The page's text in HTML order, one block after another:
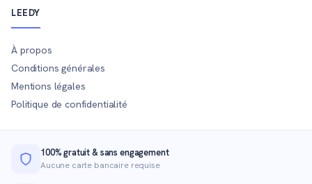
LEEDY
À propos
Conditions générales
Mentions légales
Politique de confidentialité
100% gratuit & sans engagement
Aucune carte bancaire requise